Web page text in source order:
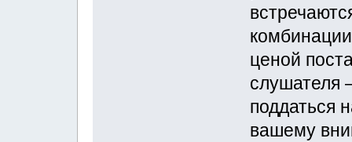
ценой
слушателя
поддаться
вашему